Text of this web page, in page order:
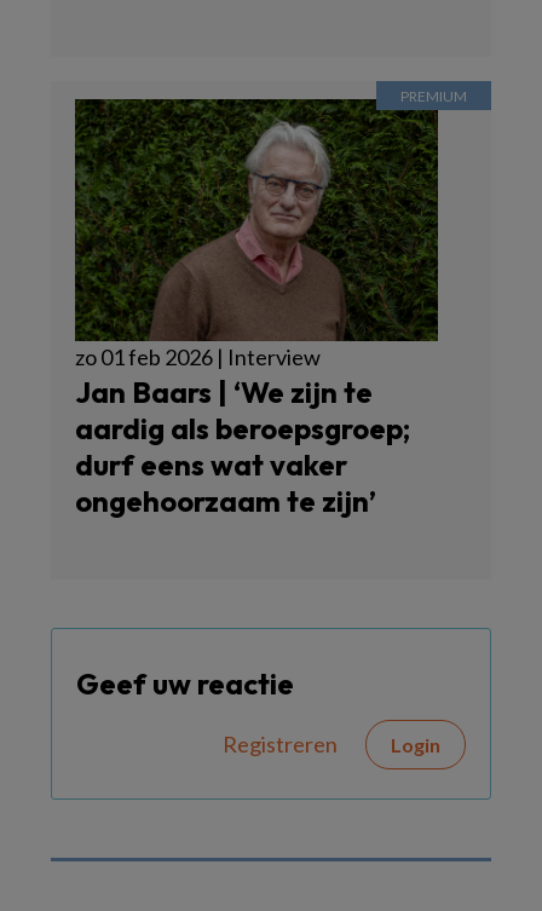
zo 01 feb 2026 | Interview
Jan Baars | ‘We zijn te
aardig als beroepsgroep;
durf eens wat vaker
ongehoorzaam te zijn’
Geef uw reactie
Registreren Login